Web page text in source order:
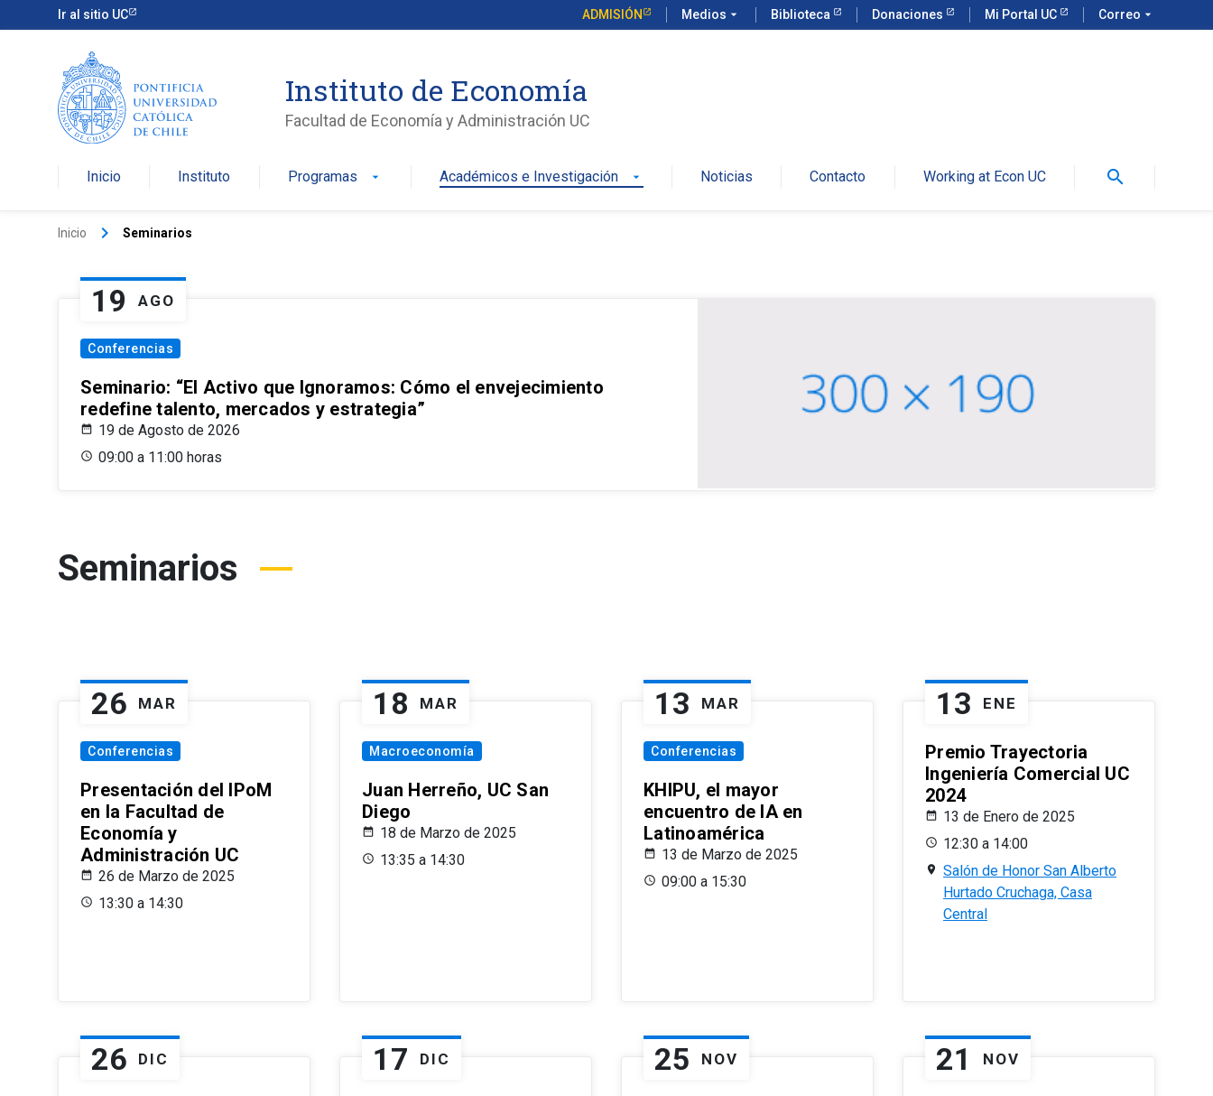
Ir al sitio UC ADMISIÓN Medios arrow_drop_down Biblioteca Donaciones Mi Portal UC Correo arrow_drop_down
Instituto de Economía
Facultad de Economía y Administración UC
Inicio Instituto Programas arrow_drop_down Académicos e Investigación arrow_drop_down Noticias Contacto Working at Econ UC search
Inicio keyboard_arrow_right Seminarios
19 AGO
Conferencias
Seminario: “El Activo que Ignoramos: Cómo el envejecimiento
redefine talento, mercados y estrategia”
19 de Agosto de 2026
09:00 a 11:00 horas
Seminarios
26 MAR
Conferencias
Presentación del IPoM
en la Facultad de
Economía y
Administración UC
26 de Marzo de 2025
13:30 a 14:30
18 MAR
Macroeconomía
Juan Herreño, UC San
Diego
18 de Marzo de 2025
13:35 a 14:30
13 MAR
Conferencias
KHIPU, el mayor
encuentro de IA en
Latinoamérica
13 de Marzo de 2025
09:00 a 15:30
13 ENE
Premio Trayectoria
Ingeniería Comercial UC
2024
13 de Enero de 2025
12:30 a 14:00
Salón de Honor San Alberto
Hurtado Cruchaga, Casa
Central
26 DIC 17 DIC 25 NOV 21 NOV